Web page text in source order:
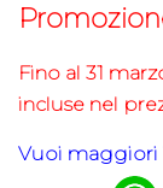
Fino al 31
incluse nel
Vuoi maggiori